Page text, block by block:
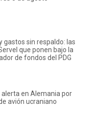
gastos sin respaldo: las
que ponen bajo la
de fondos del PDG
en Alemania por
avión ucraniano